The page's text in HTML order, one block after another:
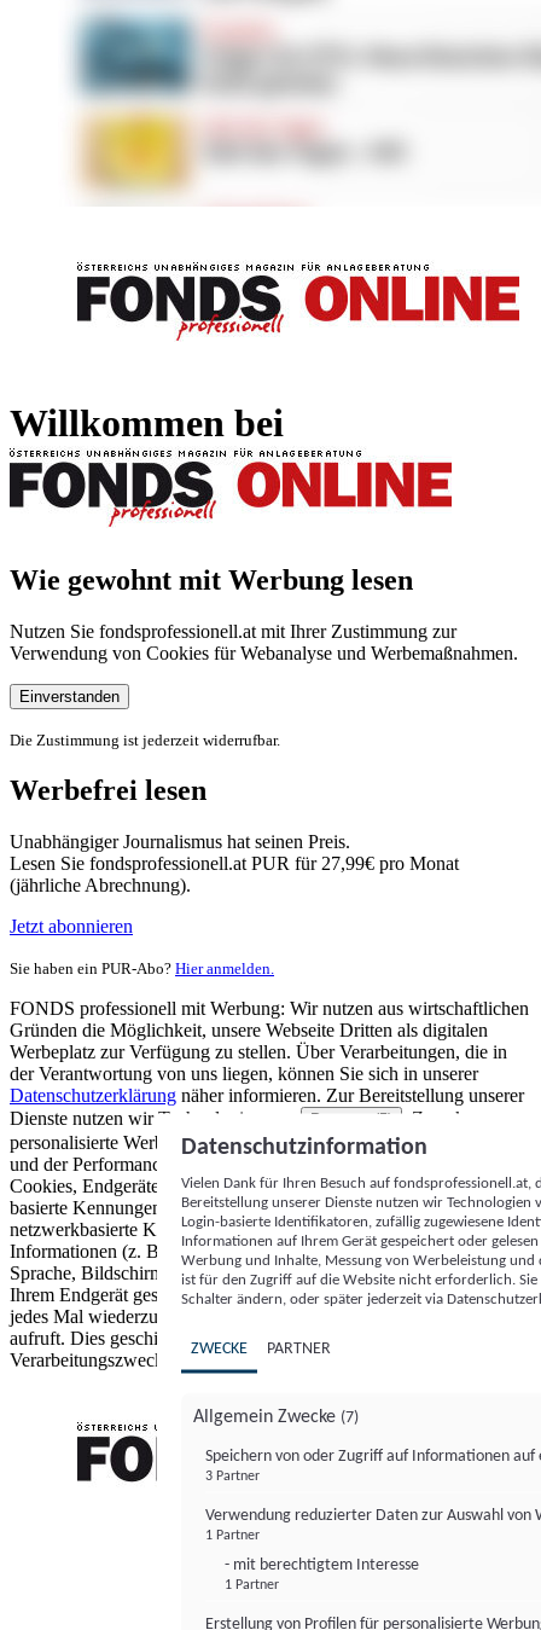
Willkommen bei
Wie gewohnt mit Werbung lesen
Nutzen Sie fondsprofessionell.at mit Ihrer Zustimmung zur
Verwendung von Cookies für Webanalyse und Werbemaßnahmen.
Einverstanden
Die Zustimmung ist jederzeit widerrufbar.
Werbefrei lesen
Unabhängiger Journalismus hat seinen Preis.
Lesen Sie fondsprofessionell.at PUR für 27,99€ pro Monat
(jährliche Abrechnung).
Jetzt abonnieren
Sie haben ein PUR-Abo? Hier anmelden.
FONDS professionell mit Werbung: Wir nutzen aus wirtschaftlichen
Gründen die Möglichkeit, unsere Webseite Dritten als digitalen
Werbeplatz zur Verfügung zu stellen. Über Verarbeitungen, die in
der Verantwortung von uns liegen, können Sie sich in unserer
Datenschutzerklärung näher informieren. Zur Bereitstellung unserer
Dienste nutzen wir Technologien von
Partnern (5)
. Zwecke:
personalisierte Werbung und Inhalte, Messung von Werbeleistung
und der Performance von Inhalten sowie Zielgruppenforschung.
Cookies, Endgeräte- oder ähnliche Online-Kennungen (z. B. login-
basierte Kennungen, zufällig generierte Kennungen,
netzwerkbasierte Kennungen) können zusammen mit anderen
Informationen (z. B. Browsertyp und Browserinformationen,
Sprache, Bildschirmgröße, unterstützte Technologien usw.) auf
Ihrem Endgerät gespeichert oder von dort ausgelesen werden, um es
jedes Mal wiederzuerkennen, wenn es eine App oder einer Webseite
aufruft. Dies geschieht für einen oder mehrere der hier aufgeführten
Verarbeitungszwecke.
Datenschutzinformation
Vielen Dank für Ihren Besuch auf
Bereitstellung unserer Dienste nutzen wir Technologien
Login-basierte Identifikatoren, zufällig zugewiesene
Informationen auf Ihrem Gerät gespeichert oder
Werbung und Inhalte, Messung von Werbeleistung
ist für den Zugriff auf die Website nicht erforderlich.
Schalter ändern, oder später jederzeit via
ZWECKE PARTNER
Allgemein Zwecke (7)
Speichern von oder Zugriff auf Informationen auf
3 Partner
Verwendung reduzierter Daten zur Auswahl von
1 Partner
- mit berechtigtem Interesse
1 Partner
Erstellung von Profilen für personalisierte
FONDS professionell